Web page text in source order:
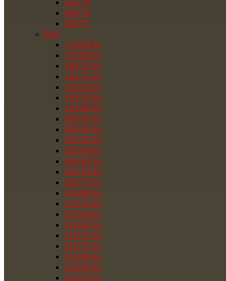
255/70
265/70
265/75
R16
175/60/16
175/80/16
185/55/16
185/75/16
195/50/16
195/55/16
195/60/16
205/45/16
205/50/16
205/55/16
205/60/16
205/65/16
205/70/16
205/75/16
205/80/16
215/55/16
215/60/16
215/65/16
215/70/16
215/75/16
215/80/16
225/50/16
225/55/16